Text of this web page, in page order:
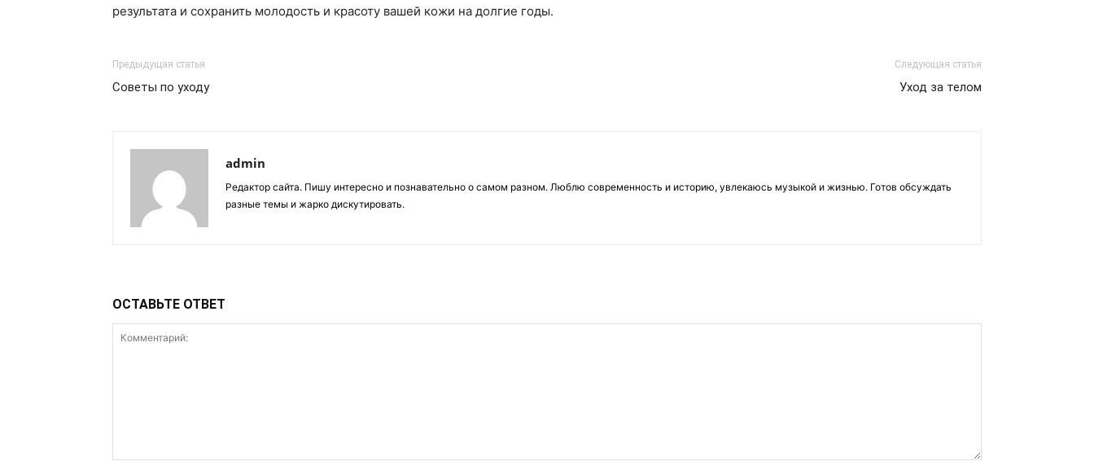
результата и сохранить молодость и красоту вашей кожи на долгие годы.
Предыдущая статья
Советы по уходу
Следующая статья
Уход за телом
admin
Редактор сайта. Пишу интересно и познавательно о самом разном. Люблю современность и историю, увлекаюсь музыкой и жизнью. Готов обсуждать
разные темы и жарко дискутировать.
ОСТАВЬТЕ ОТВЕТ